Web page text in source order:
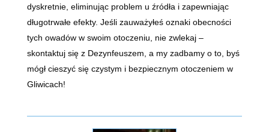
dyskretnie, eliminując problem u źródła i zapewniając
długotrwałe efekty. Jeśli zauważyłeś oznaki obecności
tych owadów w swoim otoczeniu, nie zwlekaj –
skontaktuj się z Dezynfeuszem, a my zadbamy o to, byś
mógł cieszyć się czystym i bezpiecznym otoczeniem w
Gliwicach!